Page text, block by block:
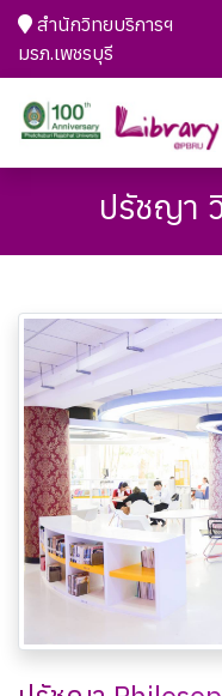
สำนักวิทยบริการฯ
มรภ.เพชรบุรี
ปรัชญา